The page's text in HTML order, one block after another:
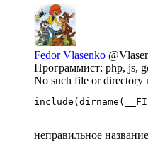
Fedor Vlasenko
Программист: php, js,
No such file or directory
неправильное